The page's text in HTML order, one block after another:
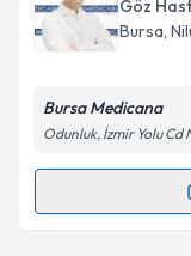
takvim
Kişisel
Metni'ni
Göz
Bursa,
Bursa Medicana
Odunluk, İzmir Yolu Cd
Randevu